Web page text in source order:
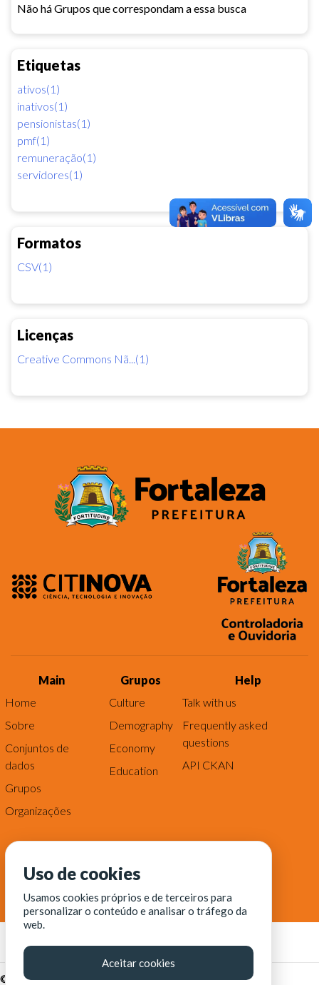
Não há Grupos que correspondam a essa busca
Etiquetas
ativos(1)
inativos(1)
pensionistas(1)
pmf(1)
remuneração(1)
servidores(1)
Formatos
CSV(1)
Licenças
Creative Commons Nã...(1)
Main
Home
Sobre
Conjuntos de
dados
Grupos
Organizações
Grupos
Culture
Demography
Economy
Education
Help
Talk with us
Frequently asked
questions
API CKAN
© Fortaleza Digital || CITINOVA - Fundação de Ciência,
Uso de cookies
Usamos cookies próprios e de terceiros para
personalizar o conteúdo e analisar o tráfego da
web.
Aceitar cookies